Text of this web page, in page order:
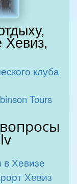
Хевиз,
клуба
Tours
в Хевизе
Хевиз